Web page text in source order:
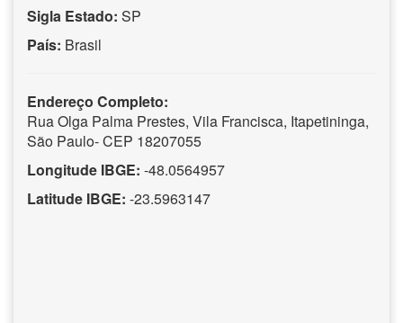
Sigla Estado: SP
País: Brasil
Endereço Completo:
Rua Olga Palma Prestes, Vila Francisca, Itapetininga,
São Paulo- CEP 18207055
Longitude IBGE: -48.0564957
Latitude IBGE: -23.5963147